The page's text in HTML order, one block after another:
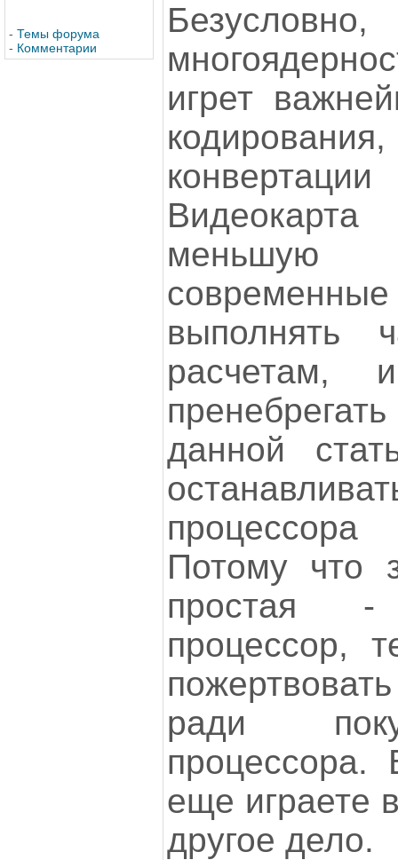
- Темы форума
- Комментарии
игрет
меньшую
современные
выполнять
расчетам,
данной
процессора
Потому что
простая
процессор,
ради
еще играете
другое дело.